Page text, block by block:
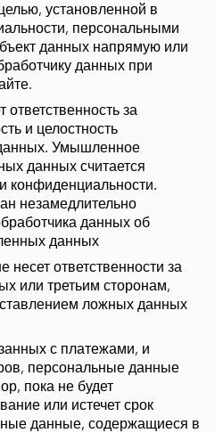
установленной в
персональными
данных напрямую или
данных при
за
и целостность
Умышленное
данных считается
конфиденциальности.
незамедлительно
данных об
данных
несет ответственности за
или третьим сторонам,
ложных данных
с платежами, и
персональные данные
пока не будет
или истечет срок
данные, содержащиеся в